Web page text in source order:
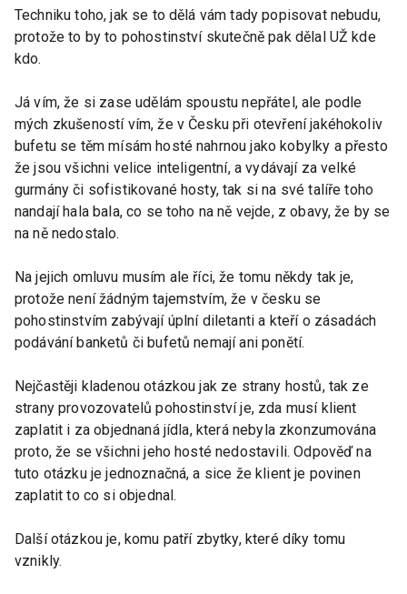
Techniku toho, jak se to dělá vám tady popisovat nebudu,
protože to by to pohostinství skutečně pak dělal UŽ kde
kdo.
Já vím, že si zase udělám spoustu nepřátel, ale podle
mých zkušeností vím, že v Česku při otevření jakéhokoliv
bufetu se těm mísám hosté nahrnou jako kobylky a přesto
že jsou všichni velice inteligentní, a vydávají za velké
gurmány či sofistikované hosty, tak si na své talíře toho
nandají hala bala, co se toho na ně vejde, z obavy, že by se
na ně nedostalo.
Na jejich omluvu musím ale říci, že tomu někdy tak je,
protože není žádným tajemstvím, že v česku se
pohostinstvím zabývají úplní diletanti a kteří o zásadách
podávání banketů či bufetů nemají ani ponětí.
Nejčastěji kladenou otázkou jak ze strany hostů, tak ze
strany provozovatelů pohostinství je, zda musí klient
zaplatit i za objednaná jídla, která nebyla zkonzumována
proto, že se všichni jeho hosté nedostavili. Odpověď na
tuto otázku je jednoznačná, a sice že klient je povinen
zaplatit to co si objednal.
Další otázkou je, komu patří zbytky, které díky tomu
vznikly.